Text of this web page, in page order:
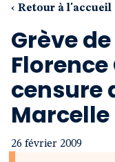
‹ Retour à l'accueil
Grève
censure
Marcelle
26 février 2009